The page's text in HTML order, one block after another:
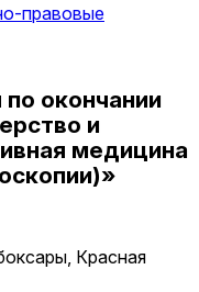
правовые
окончании
и
медицина
Красная